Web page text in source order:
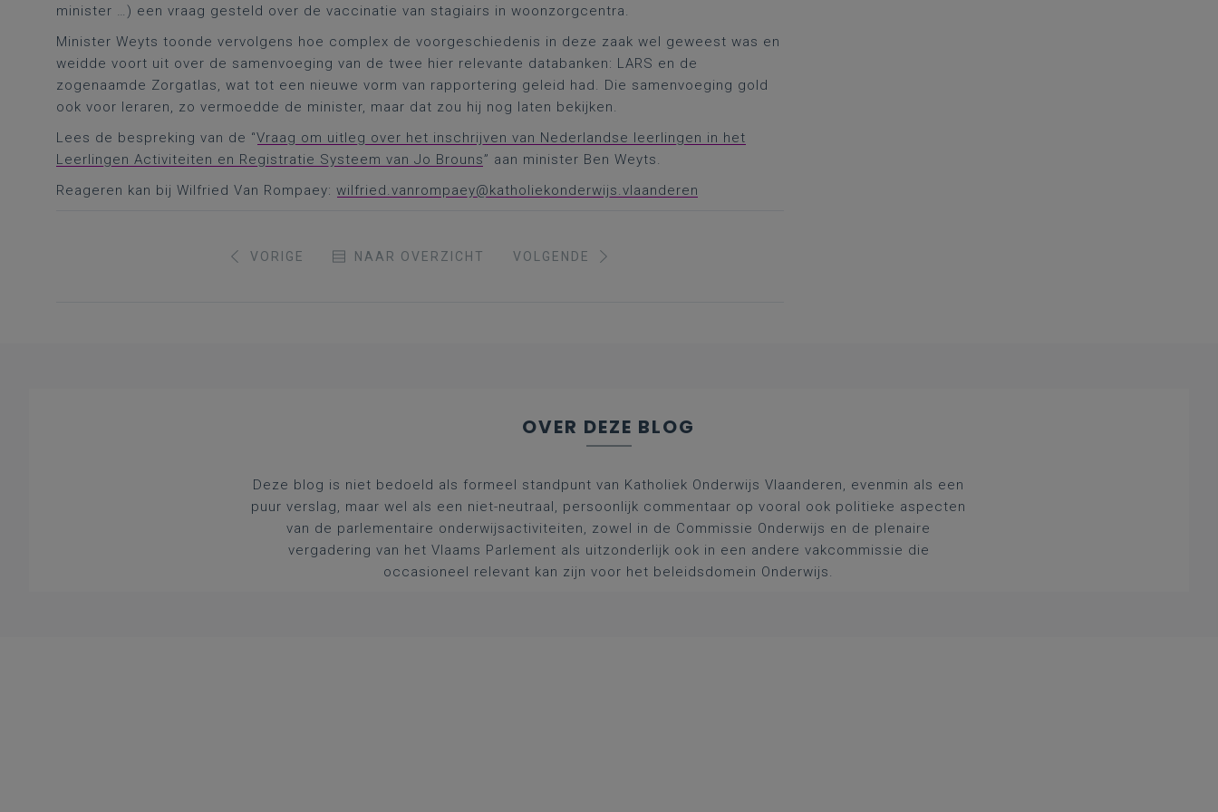
minister …) een vraag gesteld over de vaccinatie van stagiairs in woonzorgcentra.
Minister Weyts toonde vervolgens hoe complex de voorgeschiedenis in deze zaak wel geweest was en
weidde voort uit over de samenvoeging van de twee hier relevante databanken: LARS en de
zogenaamde Zorgatlas, wat tot een nieuwe vorm van rapportering geleid had. Die samenvoeging gold
ook voor leraren, zo vermoedde de minister, maar dat zou hij nog laten bekijken.
Lees de bespreking van de “Vraag om uitleg over het inschrijven van Nederlandse leerlingen in het
Leerlingen Activiteiten en Registratie Systeem van Jo Brouns” aan minister Ben Weyts.
Reageren kan bij Wilfried Van Rompaey: wilfried.vanrompaey@katholiekonderwijs.vlaanderen
VORIGE NAAR OVERZICHT VOLGENDE
OVER DEZE BLOG
Deze blog is niet bedoeld als formeel standpunt van Katholiek Onderwijs Vlaanderen, evenmin als een
puur verslag, maar wel als een niet-neutraal, persoonlijk commentaar op vooral ook politieke aspecten
van de parlementaire onderwijsactiviteiten, zowel in de Commissie Onderwijs en de plenaire
vergadering van het Vlaams Parlement als uitzonderlijk ook in een andere vakcommissie die
occasioneel relevant kan zijn voor het beleidsdomein Onderwijs.